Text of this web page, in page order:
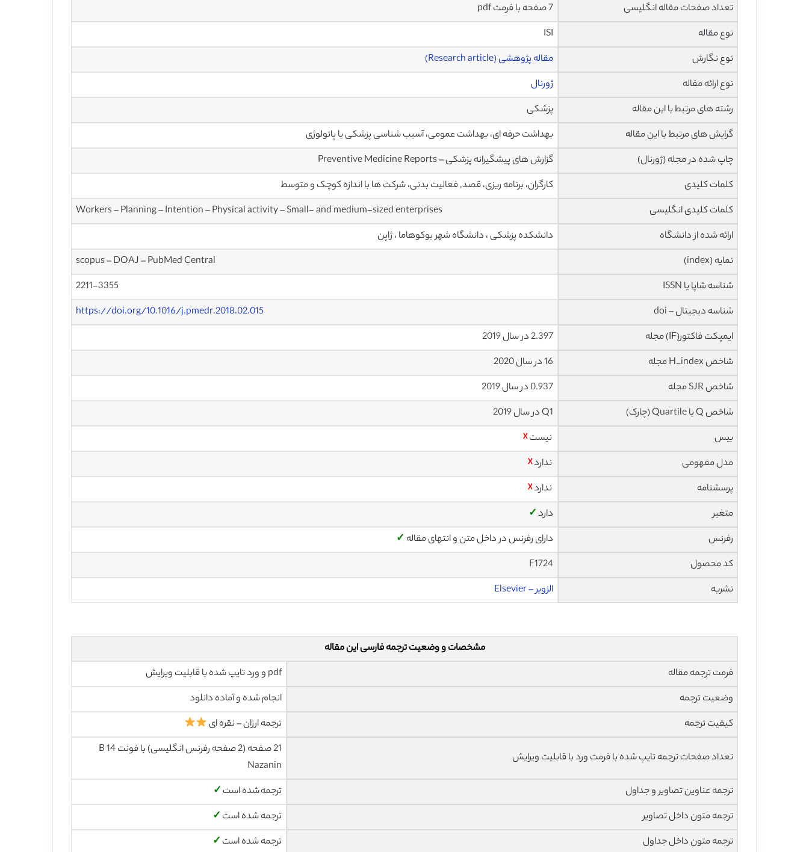
تعداد صفحات مقاله انگلیسی
7 صفحه با فرمت pdf
نوع مقاله
ISI
نوع نگارش
مقاله پژوهشی (Research article)
نوع ارائه مقاله
ژورنال
رشته های مرتبط با این مقاله
پزشکی
گرایش های مرتبط با این مقاله
بهداشت حرفه ای، بهداشت عمومی، آسیب شناسی پزشکی یا پاتولوژی
چاپ شده در مجله (ژورنال)
گزارش های پیشگیرانه پزشکی – Preventive Medicine Reports
کلمات کلیدی
کارگران، برنامه ریزی، قصد, فعالیت بدنی، شرکت ها با اندازه کوچک و متوسط
کلمات کلیدی انگلیسی
Workers – Planning – Intention – Physical activity – Small- and medium-sized enterprises
ارائه شده از دانشگاه
دانشکده پزشکی ، دانشگاه شهر یوکوهاما ، ژاپن
نمایه (index)
scopus – DOAJ – PubMed Central
شناسه شاپا یا ISSN
2211-3355
شناسه دیجیتال – doi
https://doi.org/10.1016/j.pmedr.2018.02.015
ایمپکت فاکتور(IF) مجله
2.397 در سال 2019
شاخص H_index مجله
16 در سال 2020
شاخص SJR مجله
0.937 در سال 2019
شاخص Q یا Quartile (چارک)
Q1 در سال 2019
بیس
نیست☓
مدل مفهومی
ندارد☓
پرسشنامه
ندارد☓
متغیر
دارد✓
رفرنس
دارای رفرنس در داخل متن و انتهای مقاله ✓
کد محصول
F1724
نشریه
الزویر – Elsevier
مشخصات و وضعیت ترجمه فارسی این مقاله
فرمت ترجمه مقاله
pdf و ورد تایپ شده با قابلیت ویرایش
وضعیت ترجمه
انجام شده و آماده دانلود
کیفیت ترجمه
ترجمه ارزان – نقره ای
تعداد صفحات ترجمه تایپ شده با فرمت ورد با قابلیت ویرایش
21 صفحه (2 صفحه رفرنس انگلیسی) با فونت 14 B
Nazanin
ترجمه عناوین تصاویر و جداول
ترجمه شده است ✓
ترجمه متون داخل تصاویر
ترجمه شده است ✓
ترجمه متون داخل جداول
ترجمه شده است ✓